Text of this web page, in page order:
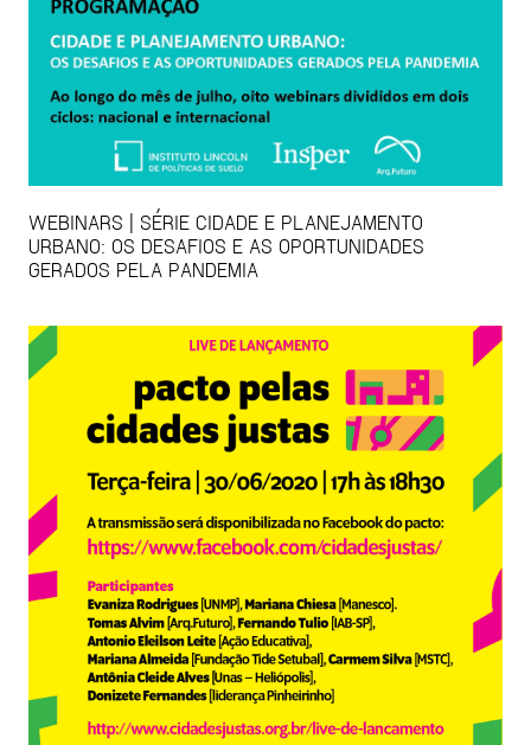
WEBINARS | SÉRIE CIDADE E PLANEJAMENTO
URBANO: OS DESAFIOS E AS OPORTUNIDADES
GERADOS PELA PANDEMIA